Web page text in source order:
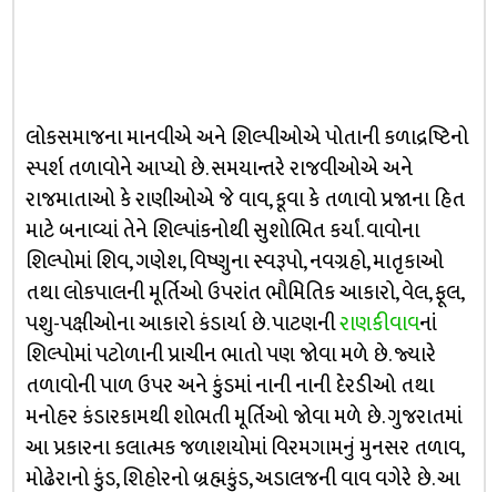
લોકસમાજના માનવીએ અને શિલ્પીઓએ પોતાની કળાદ્રષ્ટિનો
સ્પર્શ તળાવોને આપ્યો છે. સમયાન્તરે રાજવીઓએ અને
રાજમાતાઓ કે રાણીઓએ જે વાવ, કૂવા કે તળાવો પ્રજાના હિત
માટે બનાવ્યાં તેને શિલ્પાંકનોથી સુશોભિત કર્યાં. વાવોના
શિલ્પોમાં શિવ, ગણેશ, વિષ્ણુના સ્વરૂપો, નવગ્રહો, માતૃકાઓ
તથા લોકપાલની મૂર્તિઓ ઉપરાંત ભૌમિતિક આકારો, વેલ, ફૂલ,
પશુ-પક્ષીઓના આકારો કંડાર્યા છે. પાટણનીરાણકીવાવનાં
શિલ્પોમાં પટોળાની પ્રાચીન ભાતો પણ જોવા મળે છે. જ્યારે
તળાવોની પાળ ઉપર અને કુંડમાં નાની નાની દેરડીઓ તથા
મનોહર કંડારકામથી શોભતી મૂર્તિઓ જોવા મળે છે. ગુજરાતમાં
આ પ્રકારના કલાત્મક જળાશયોમાં વિરમગામનું મુનસર તળાવ,
મોઢેરાનો કુંડ, શિહોરનો બ્રહ્મકુંડ, અડાલજની વાવ વગેરે છે. આ